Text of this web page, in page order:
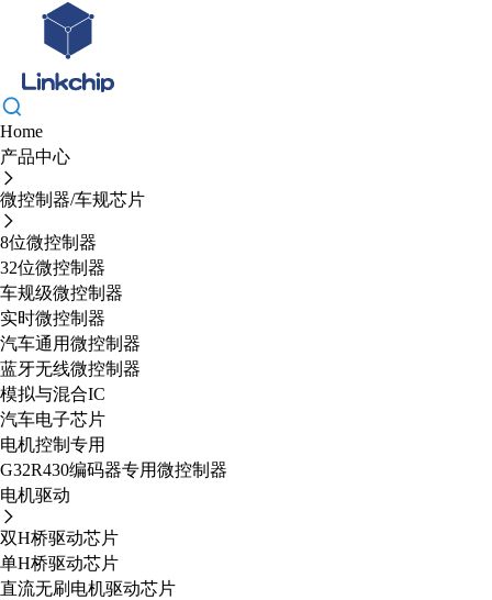
Home
产品中心
微控制器/车规芯片
8位微控制器
32位微控制器
车规级微控制器
实时微控制器
汽车通用微控制器
蓝牙无线微控制器
模拟与混合IC
汽车电子芯片
电机控制专用
G32R430编码器专用微控制器
电机驱动
双H桥驱动芯片
单H桥驱动芯片
直流无刷电机驱动芯片